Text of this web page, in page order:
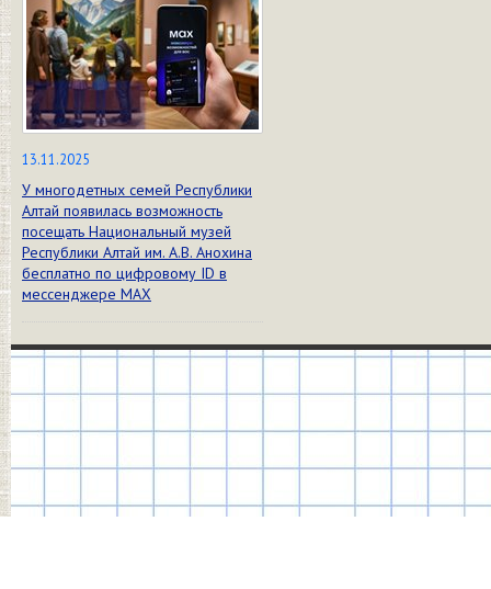
13.11.2025
У многодетных семей Республики
Алтай появилась возможность
посещать Национальный музей
Республики Алтай им. А.В. Анохина
бесплатно по цифровому ID в
мессенджере МАХ